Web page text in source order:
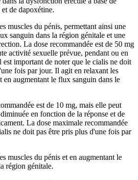
de dapoxétine.
muscles du pénis, permettant ainsi une
sanguin dans la région génitale et une
La dose recommandée est de 50 mg
activité sexuelle prévue, pendant ou en
est important de noter que le cialis ne doit
fois par jour. Il agit en relaxant les
en augmentant le flux sanguin dans le
est de 10 mg, mais elle peut
en fonction de la réponse et de
La dose maximale recommandée
ne doit pas être pris plus d'une fois par
muscles du pénis et en augmentant le
région génitale.